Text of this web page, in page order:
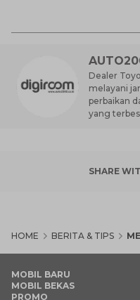
Dealer
melayani
perbaikan
yang
SHARE
HOME BERITA & TIPS
MOBIL BARU
MOBIL BEKAS
PROMO